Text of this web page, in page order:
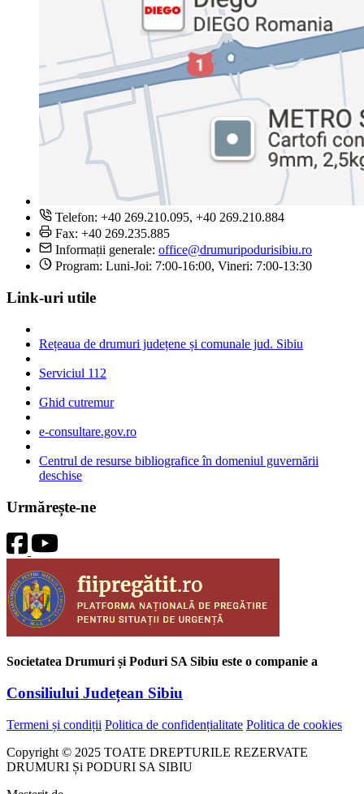
Telefon: +40 269.210.095, +40 269.210.884
Fax: +40 269.235.885
Informații generale: office@drumuripodurisibiu.ro
Program: Luni-Joi: 7:00-16:00, Vineri: 7:00-13:30
Link-uri utile
Rețeaua de drumuri județene și comunale jud. Sibiu
Serviciul 112
Ghid cutremur
e-consultare.gov.ro
Centrul de resurse bibliografice în domeniul guvernării
deschise
Urmărește-ne
Societatea Drumuri și Poduri SA Sibiu este o companie a
Consiliului Județean Sibiu
Termeni și condiții Politica de confidențialitate Politica de cookies
Copyright © 2025 TOATE DREPTURILE REZERVATE
DRUMURI Și PODURI SA SIBIU